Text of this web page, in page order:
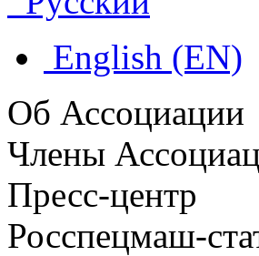
English (EN)
Об Ассоциации
Члены
Пресс-центр
Росспецмаш-